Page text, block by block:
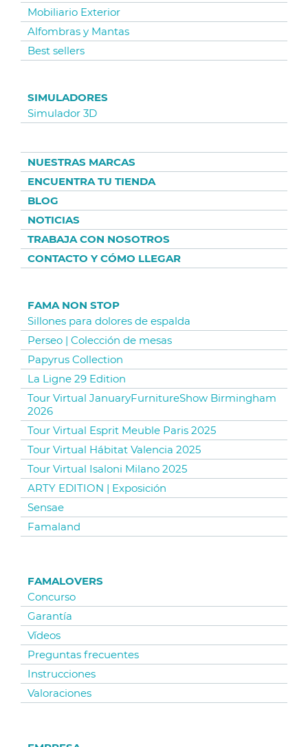
Mobiliario Exterior
Alfombras y Mantas
Best sellers
SIMULADORES
Simulador 3D
NUESTRAS MARCAS
ENCUENTRA TU TIENDA
BLOG
NOTICIAS
TRABAJA CON NOSOTROS
CONTACTO Y CÓMO LLEGAR
FAMA NON STOP
Sillones para dolores de espalda
Perseo | Colección de mesas
Papyrus Collection
La Ligne 29 Edition
Tour Virtual JanuaryFurnitureShow Birmingham
2026
Tour Virtual Esprit Meuble Paris 2025
Tour Virtual Hábitat Valencia 2025
Tour Virtual Isaloni Milano 2025
ARTY EDITION | Exposición
Sensae
Famaland
FAMALOVERS
Concurso
Garantía
Vídeos
Preguntas frecuentes
Instrucciones
Valoraciones